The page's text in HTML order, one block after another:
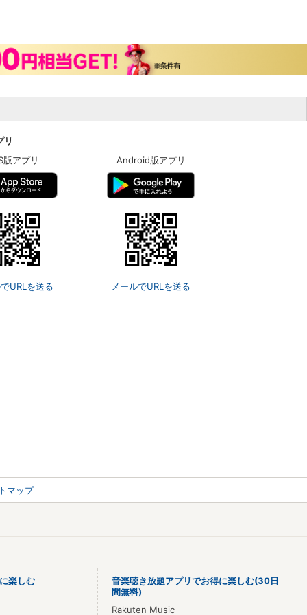
版アプリ
URLを送る
Android版アプリ
メールでURLを送る
マップ
楽しむ
音楽聴き放題アプリでお得に楽しむ(30日
間無料)
Rakuten Music